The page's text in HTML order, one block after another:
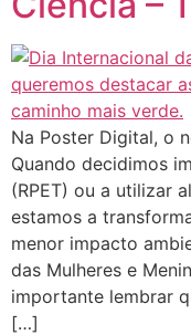
Na Poster Digital, o
Quando decidimos
(RPET) ou a utilizar
estamos a
menor impacto
das Mulheres e
importante lembrar
[…]